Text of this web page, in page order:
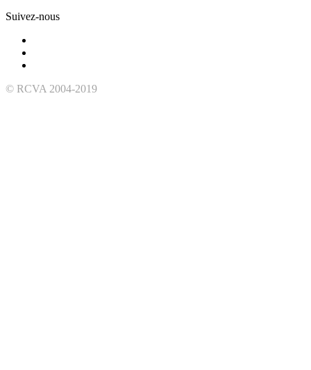
Suivez-nous
© RCVA 2004-2019